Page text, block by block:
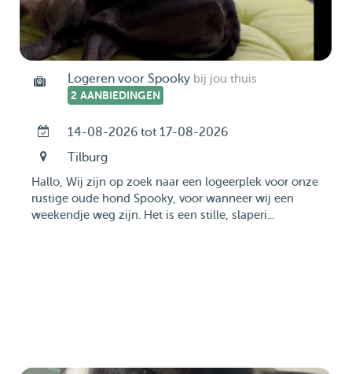
Logeren voor Spooky bij jou thuis
2 AANBIEDINGEN
14-08-2026 tot 17-08-2026
Tilburg
Hallo, Wij zijn op zoek naar een logeerplek voor onze
rustige oude hond Spooky, voor wanneer wij een
weekendje weg zijn. Het is een stille, slaperi...